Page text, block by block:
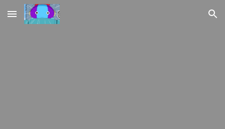
Skip to main content Skip to navigation